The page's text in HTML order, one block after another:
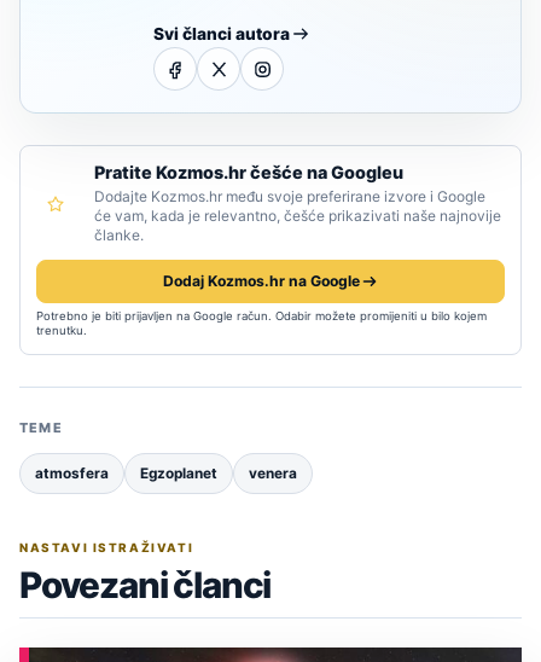
Svi članci autora
Pratite Kozmos.hr češće na Googleu
Dodajte Kozmos.hr među svoje preferirane izvore i Google
će vam, kada je relevantno, češće prikazivati naše najnovije
članke.
Dodaj Kozmos.hr na Google
Potrebno je biti prijavljen na Google račun. Odabir možete promijeniti u bilo kojem
trenutku.
TEME
atmosfera Egzoplanet venera
NASTAVI ISTRAŽIVATI
Povezani članci